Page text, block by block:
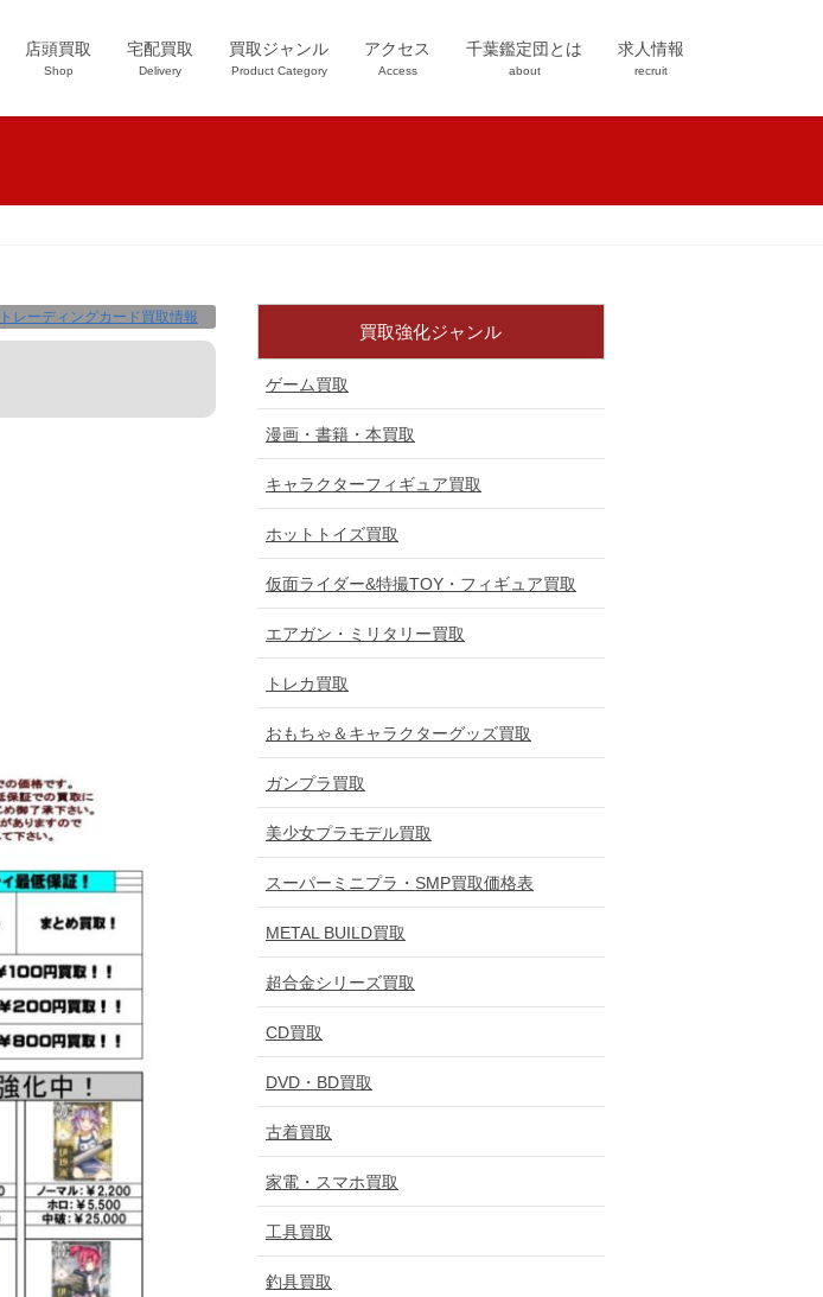
店頭買取
Shop
宅配買取
Delivery
買取ジャンル
Product Category
アクセス
Access
千葉鑑定団とは
about
求人情報
recruit
トレーディングカード買取情報
買取強化ジャンル
ゲーム買取
漫画・書籍・本買取
キャラクターフィギュア買取
ホットトイズ買取
仮面ライダー&特撮TOY・フィギュア買取
エアガン・ミリタリー買取
トレカ買取
おもちゃ＆キャラクターグッズ買取
ガンプラ買取
美少女プラモデル買取
スーパーミニプラ・SMP買取価格表
METAL BUILD買取
超合金シリーズ買取
CD買取
DVD・BD買取
古着買取
家電・スマホ買取
工具買取
釣具買取